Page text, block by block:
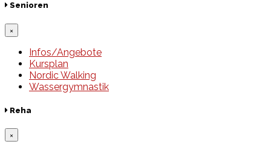
Senioren
×
Infos/Angebote
Kursplan
Nordic Walking
Wassergymnastik
Reha
×